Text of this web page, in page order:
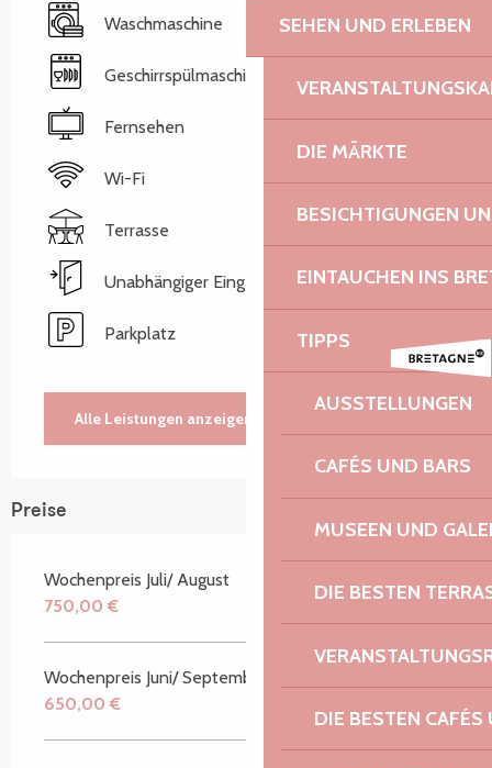
SEHEN UND ERLEBEN
DIE MÄRKTE
BESICHTIGUNGEN
EINTAUCHEN INS
TIPPS
AUSSTELLUNGEN
CAFÉS UND BARS
MUSEEN UND
DIE BESTEN
DIE BESTEN
Waschmaschine
Geschirrspülmaschine
Fernsehen
Wi-Fi
Terrasse
Unabhängiger Eingang
Parkplatz
Alle Leistungen anzeigen
Preise
Wochenpreis Juli/ August
750,00 €
Wochenpreis Juni/ September
650,00 €